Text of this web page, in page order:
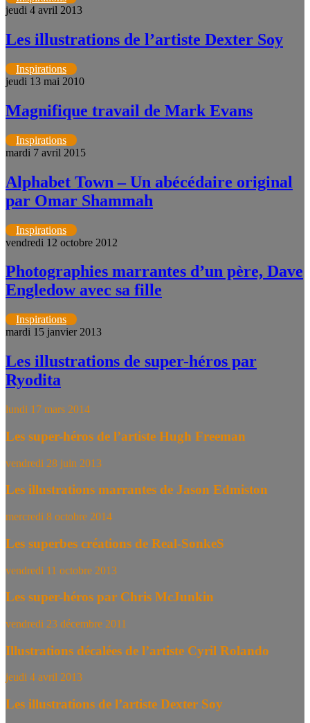
jeudi 4 avril 2013
Les illustrations de l’artiste Dexter Soy
Inspirations
jeudi 13 mai 2010
Magnifique travail de Mark Evans
Inspirations
mardi 7 avril 2015
Alphabet Town – Un abécédaire original
par Omar Shammah
Inspirations
vendredi 12 octobre 2012
Photographies marrantes d’un père, Dave
Engledow avec sa fille
Inspirations
mardi 15 janvier 2013
Les illustrations de super-héros par
Ryodita
lundi 17 mars 2014
Les super-héros de l’artiste Hugh Freeman
vendredi 28 juin 2013
Les illustrations marrantes de Jason Edmiston
mercredi 8 octobre 2014
Les superbes créations de Real-SonkeS
vendredi 11 octobre 2013
Les super-héros par Chris McJunkin
vendredi 23 décembre 2011
Illustrations décalées de l’artiste Cyril Rolando
jeudi 4 avril 2013
Les illustrations de l’artiste Dexter Soy